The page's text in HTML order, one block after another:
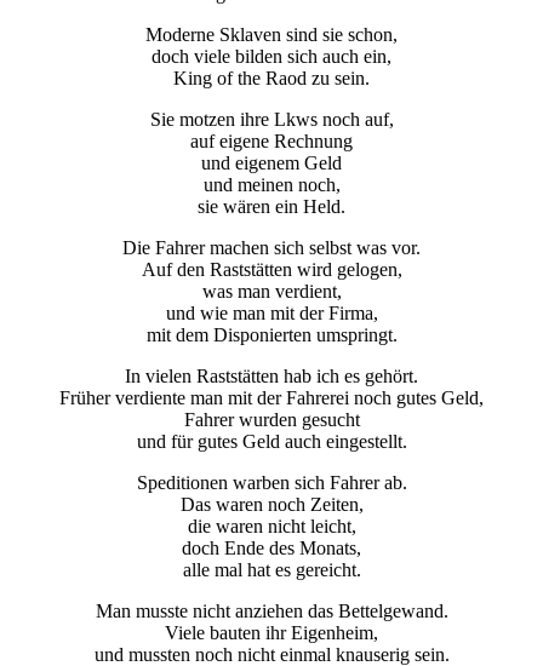
Moderne Sklaven sind sie schon,
doch viele bilden sich auch ein,
King of the Raod zu sein.
Sie motzen ihre Lkws noch auf,
auf eigene Rechnung
und eigenem Geld
und meinen noch,
sie wären ein Held.
Die Fahrer machen sich selbst was vor.
Auf den Raststätten wird gelogen,
was man verdient,
und wie man mit der Firma,
mit dem Disponierten umspringt.
In vielen Raststätten hab ich es gehört.
Früher verdiente man mit der Fahrerei noch gutes Geld,
Fahrer wurden gesucht
und für gutes Geld auch eingestellt.
Speditionen warben sich Fahrer ab.
Das waren noch Zeiten,
die waren nicht leicht,
doch Ende des Monats,
alle mal hat es gereicht.
Man musste nicht anziehen das Bettelgewand.
Viele bauten ihr Eigenheim,
und mussten noch nicht einmal knauserig sein.